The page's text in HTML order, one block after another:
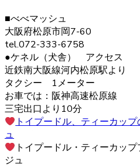
ください。
2020.12.12
ヨークシャーテリアは警戒心が
ことはあまりありませんが、慣
す。プライドの高い犬が多いの
に叱らず、褒めて教えるように
面もあるので、たくさんコミュ
るのが良いでしょう。 ヨーク
ことなら、ベベドールへ是非お
2020.12.4
■べべマッシュ
大阪府松原市岡7-60
tel.072-333-6758
●ケネル（犬舎） アクセス
近鉄南大阪線河内松原駅より
タクシー 1メーター
お車では：阪神高速松原線
三宅出口より10分
トイプードル、ティーカッ
ュ
トイプードル・ティーカッ
ジュ